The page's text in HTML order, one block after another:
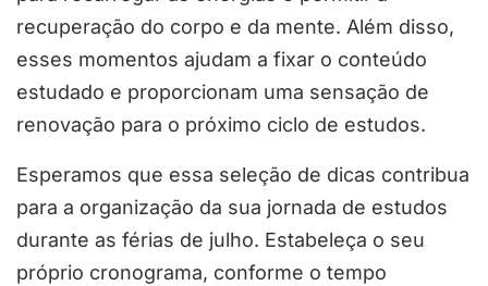
recuperação do corpo e da mente. Além disso,
esses momentos ajudam a fixar o conteúdo
estudado e proporcionam uma sensação de
renovação para o próximo ciclo de estudos.
Esperamos que essa seleção de dicas contribua
para a organização da sua jornada de estudos
durante as férias de julho. Estabeleça o seu
próprio cronograma, conforme o tempo